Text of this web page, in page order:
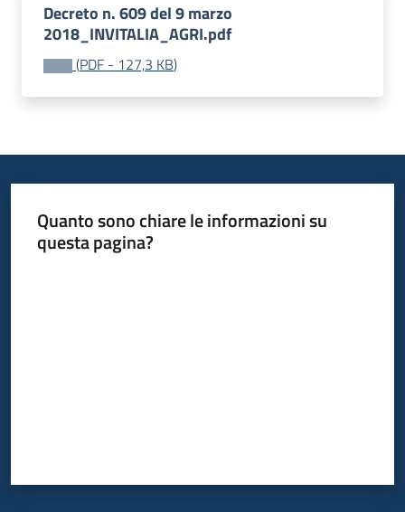
Decreto n. 609 del 9 marzo
2018_INVITALIA_AGRI.pdf
(PDF - 127,3 KB)
Quanto sono chiare le informazioni su
questa pagina?